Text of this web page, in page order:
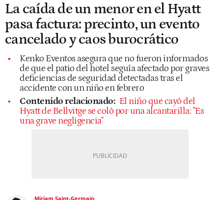
La caída de un menor en el Hyatt
pasa factura: precinto, un evento
cancelado y caos burocrático
Kenko Eventos asegura que no fueron informados
de que el patio del hotel seguía afectado por graves
deficiencias de seguridad detectadas tras el
accidente con un niño en febrero
Contenido relacionado: El niño que cayó del
Hyatt de Bellvitge se coló por una alcantarilla: "Es
una grave negligencia"
Miriam Saint-Germain